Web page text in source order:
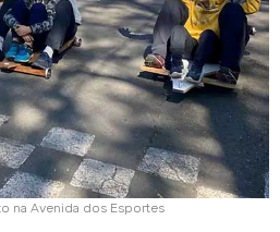
na Avenida dos Esportes